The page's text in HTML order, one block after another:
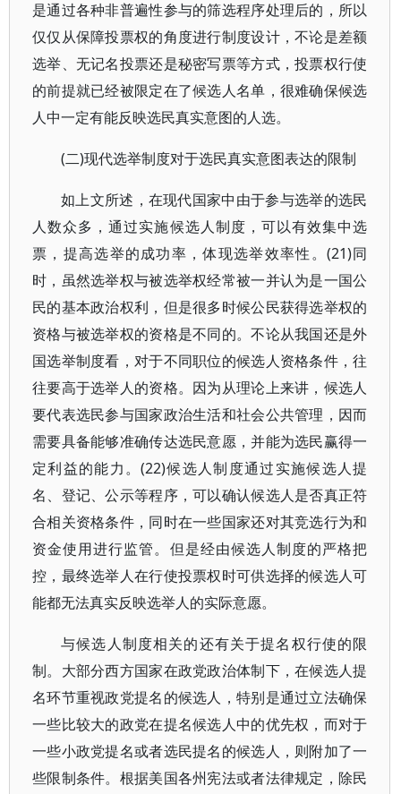
是通过各种非普遍性参与的筛选程序处理后的，所以
仅仅从保障投票权的角度进行制度设计，不论是差额
选举、无记名投票还是秘密写票等方式，投票权行使
的前提就已经被限定在了候选人名单，很难确保候选
人中一定有能反映选民真实意图的人选。
(二)现代选举制度对于选民真实意图表达的限制
如上文所述，在现代国家中由于参与选举的选民
人数众多，通过实施候选人制度，可以有效集中选
票，提高选举的成功率，体现选举效率性。(21)同
时，虽然选举权与被选举权经常被一并认为是一国公
民的基本政治权利，但是很多时候公民获得选举权的
资格与被选举权的资格是不同的。不论从我国还是外
国选举制度看，对于不同职位的候选人资格条件，往
往要高于选举人的资格。因为从理论上来讲，候选人
要代表选民参与国家政治生活和社会公共管理，因而
需要具备能够准确传达选民意愿，并能为选民赢得一
定利益的能力。(22)候选人制度通过实施候选人提
名、登记、公示等程序，可以确认候选人是否真正符
合相关资格条件，同时在一些国家还对其竞选行为和
资金使用进行监管。但是经由候选人制度的严格把
控，最终选举人在行使投票权时可供选择的候选人可
能都无法真实反映选举人的实际意愿。
与候选人制度相关的还有关于提名权行使的限
制。大部分西方国家在政党政治体制下，在候选人提
名环节重视政党提名的候选人，特别是通过立法确保
一些比较大的政党在提名候选人中的优先权，而对于
一些小政党提名或者选民提名的候选人，则附加了一
些限制条件。根据美国各州宪法或者法律规定，除民